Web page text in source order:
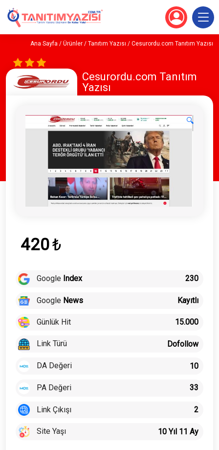
Ana Sayfa / Ürünler / Tanıtım Yazısı / Cesurordu.com Tanıtım Yazısı
Cesurordu.com Tanıtım
Yazısı
🔍
420₺
Google Index 230
Google News Kayıtlı
Günlük Hit 15.000
Link Türü Dofollow
DA Değeri 10
PA Değeri 33
Link Çıkışı 2
Site Yaşı 10 Yıl 11 Ay